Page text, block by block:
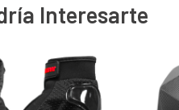
Interesarte